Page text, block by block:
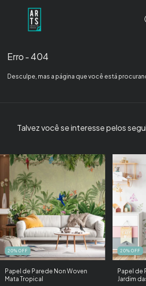
Erro - 404
Desculpe, mas a página que você está
Talvez você se interesse pelos
20% OFF
Papel de Parede Non Woven
Mata Tropical
20% OFF
Papel de
Jardim